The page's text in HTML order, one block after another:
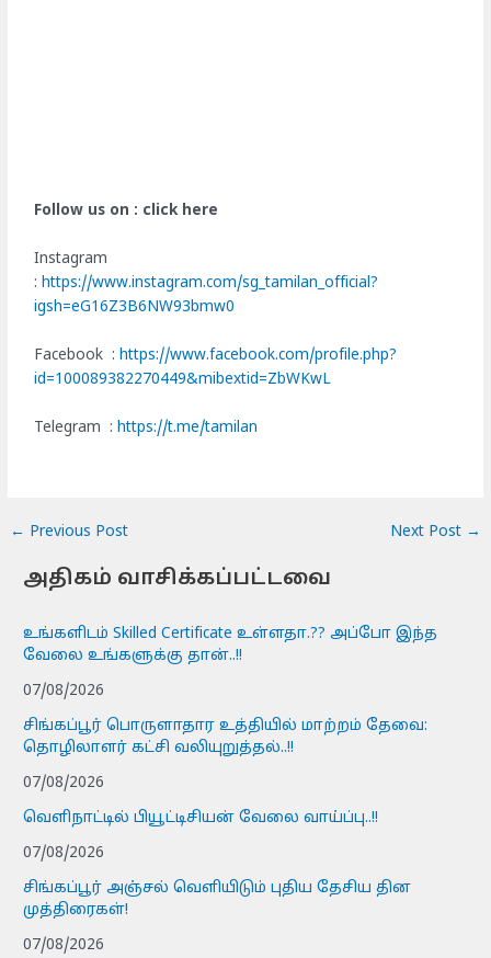
Follow us on : click here
Instagram
:https://www.instagram.com/sg_tamilan_official?
igsh=eG16Z3B6NW93bmw0
Facebook :https://www.facebook.com/profile.php?
id=100089382270449&mibextid=ZbWKwL
Telegram :https://t.me/tamilan
← Previous Post Next Post →
அதிகம் வாசிக்கப்பட்டவை
உங்களிடம் Skilled Certificate உள்ளதா.?? அப்போ இந்த
வேலை உங்களுக்கு தான்..!!
07/08/2026
சிங்கப்பூர் பொருளாதார உத்தியில் மாற்றம் தேவை:
தொழிலாளர் கட்சி வலியுறுத்தல்..!!
07/08/2026
வெளிநாட்டில் பியூட்டிசியன் வேலை வாய்ப்பு..!!
07/08/2026
சிங்கப்பூர் அஞ்சல் வெளியிடும் புதிய தேசிய தின
முத்திரைகள்!
07/08/2026